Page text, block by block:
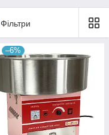
Фільтри
–6%